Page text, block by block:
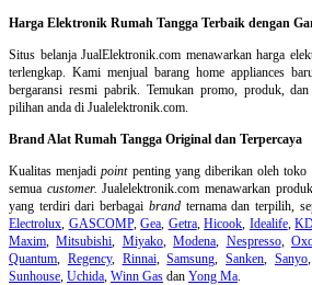
Harga Elektronik Rumah Tangga Terbaik dengan
Situs belanjaJualElektronik.com menawarkan harga
terlengkap. Kami menjual barang home appliances
bergaransi resmi pabrik. Temukan promo, produk,
pilihan anda di Jualelektronik.com.
Brand Alat Rumah Tangga Original dan Terpercaya
Kualitas menjadipointpenting yang diberikan oleh toko
semua customer. Jualelektronik.com menawarkan
yang terdiri dari berbagai brandternama dan terpilih,
Electrolux GASCOMP,Gea Getra,Hicook Idealife,
Maxim ,Mitsubishi Miyako,Modena Nespresso,
Quantum
Regency, Rinnai,Samsung ,Sanken Sanyo,
Sunhouse Uchida Winn Gas dan Yong Ma